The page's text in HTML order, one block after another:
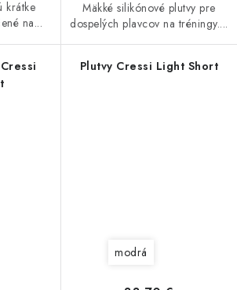
krátke
na...
Mäkké silikónové plutvy pre
dospelých plavcov na tréningy....
Plutvy Cressi Light Short
modrá